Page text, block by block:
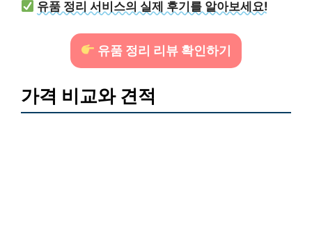
유품 정리 서비스의 실제 후기를 알아보세요!
유품 정리 리뷰 확인하기
가격 비교와 견적